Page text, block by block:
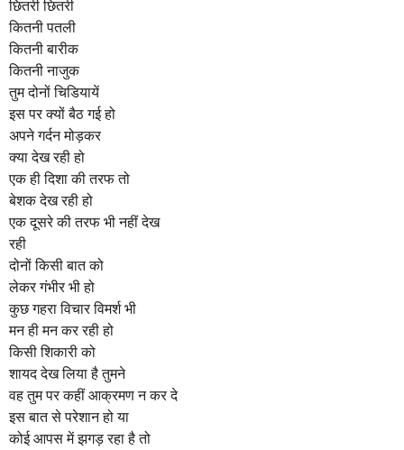
1
0
m
o
n
t
h
s
a
g
o
छितरी छितरी
कितनी पतली
कितनी बारीक
कितनी नाजुक
तुम दोनों चिडियायें
इस पर क्यों बैठ गई हो
अपने गर्दन मोड़कर
क्या देख रही हो
एक ही दिशा की तरफ तो
बेशक देख रही हो
एक दूसरे की तरफ भी नहीं देख
रही
दोनों किसी बात को
लेकर गंभीर भी हो
कुछ गहरा विचार विमर्श भी
मन ही मन कर रही हो
किसी शिकारी को
शायद देख लिया है तुमने
वह तुम पर कहीं आक्रमण न कर दे
इस बात से परेशान हो या
कोई आपस में झगड़ रहा है तो